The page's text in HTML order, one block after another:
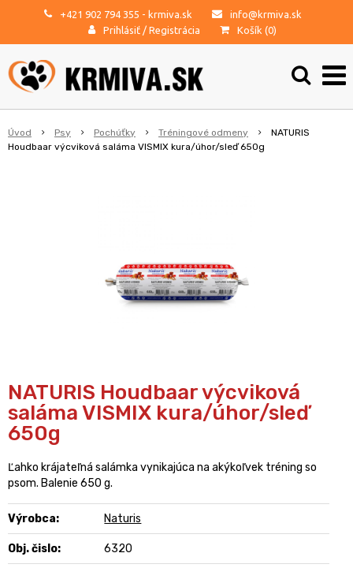
+421 902 794 355 - krmiva.sk
info@krmiva.sk
Prihlásiť / Registrácia Košík (0)
Úvod Psy Pochúťky Tréningové odmeny
NATURIS
Houdbaar výcviková saláma VISMIX kura/úhor/sleď 650g
NATURIS Houdbaar výcviková
saláma VISMIX kura/úhor/sleď
650g
Ľahko krájateľná salámka vynikajúca na akýkoľvek tréning so
psom. Balenie 650 g.
Výrobca: Naturis
Obj. čislo: 6320